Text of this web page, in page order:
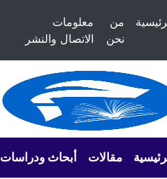
من
نحن
معلومات
الاتصال والنشر
مقالات أبحاث ودراسات